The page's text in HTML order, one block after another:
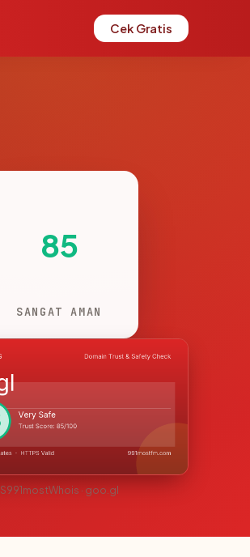
Cek Gratis
85
SANGAT AMAN
S991mostWhois · goo.gl